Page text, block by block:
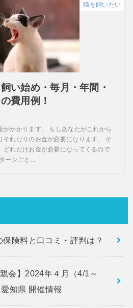
猫を飼いたい
い始め・毎月・年間・
費用例！
がかかります。 もしあなたがこれから
それなりのお金が必要になります。 そ
どれだけお金が必要になってくるので
ーンごと...
険料と口コミ・評判は？
会】2024年４月（4/1～
知県 開催情報